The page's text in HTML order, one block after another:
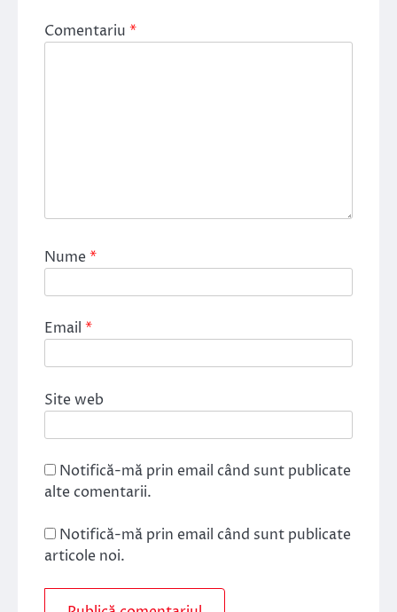
Comentariu *
Nume*
Email *
Site web
Notifică-mă prin email când sunt publicate
alte comentarii.
Notifică-mă prin email când sunt publicate
articole noi.